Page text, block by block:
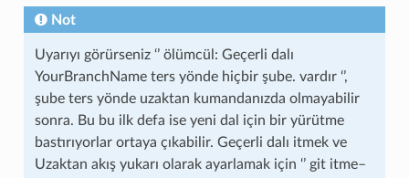
Not
Uyarıyı görürseniz ‘’ ölümcül: Geçerli dalı
YourBranchName ters yönde hiçbir şube. vardır ‘’,
şube ters yönde uzaktan kumandanızda olmayabilir
sonra. Bu bu ilk defa ise yeni dal için bir yürütme
bastırıyorlar ortaya çıkabilir. Geçerli dalı itmek ve
Uzaktan akış yukarı olarak ayarlamak için ‘’ git itme–